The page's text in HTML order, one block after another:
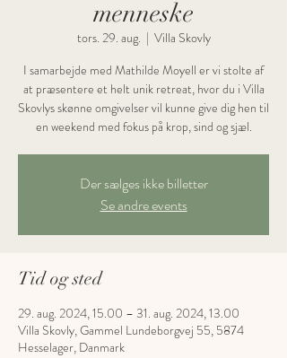
menneske
tors. 29. aug.
  |
Villa Skovly
I samarbejde med Mathilde Moyell er vi stolte af
at præsentere et helt unik retreat, hvor du i Villa
Skovlys skønne omgivelser vil kunne give dig hen til
en weekend med fokus på krop, sind og sjæl.
Der sælges ikke billetter
Se andre events
Tid og sted
29. aug. 2024, 15.00 – 31. aug. 2024, 13.00
Villa Skovly, Gammel Lundeborgvej 55, 5874
Hesselager, Danmark